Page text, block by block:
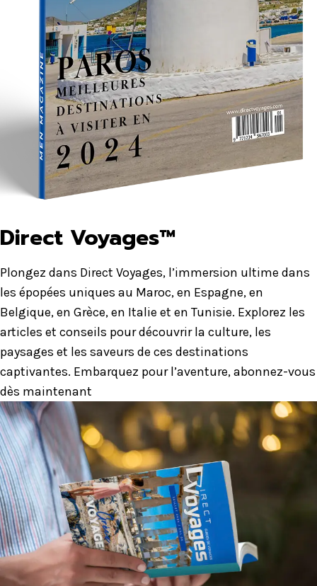
Direct Voyages™
Plongez dans Direct Voyages, l’immersion ultime dans
les épopées uniques au Maroc, en Espagne, en
Belgique, en Grèce, en Italie et en Tunisie. Explorez les
articles et conseils pour découvrir la culture, les
paysages et les saveurs de ces destinations
captivantes. Embarquez pour l’aventure, abonnez-vous
dès maintenant